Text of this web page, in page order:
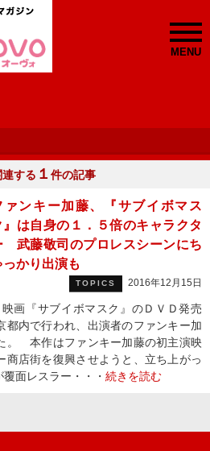
MENU
連する １ 件の記事
ァンキー加藤、『サブイボマス
』は自身の１．５倍のキャラクタ
武藤敬司のプロレスシーンにち
っかり出演も
TOPICS 2016年12月15日
画『サブイボマスク』のＤＶＤ発売
都内で行われ、出演者のファンキー加
。 本作はファンキー加藤の初主演映
商店街を復興させようと、立ち上がっ
面レスラー・・・ 続きを読む